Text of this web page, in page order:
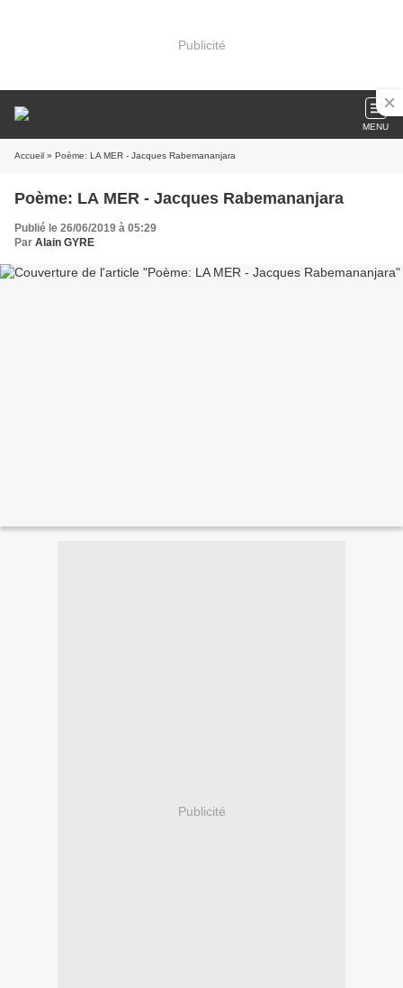
Publicité
MENU
Accueil » Poème: LA MER - Jacques Rabemananjara
Poème: LA MER - Jacques Rabemananjara
Publié le 26/06/2019 à 05:29
Par Alain GYRE
Publicité